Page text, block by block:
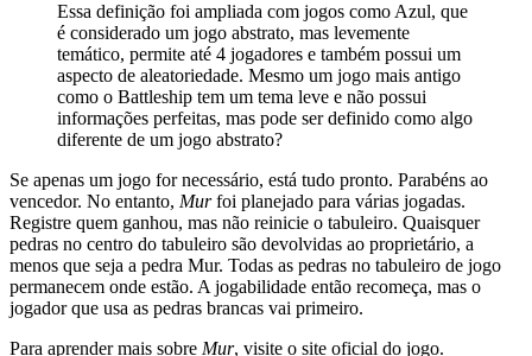
Essa definição foi ampliada com jogos como Azul, que
é considerado um jogo abstrato, mas levemente
temático, permite até 4 jogadores e também possui um
aspecto de aleatoriedade. Mesmo um jogo mais antigo
como o Battleship tem um tema leve e não possui
informações perfeitas, mas pode ser definido como algo
diferente de um jogo abstrato?
Se apenas um jogo for necessário, está tudo pronto. Parabéns ao
vencedor. No entanto, Murfoi planejado para várias jogadas.
Registre quem ganhou, mas não reinicie o tabuleiro. Quaisquer
pedras no centro do tabuleiro são devolvidas ao proprietário, a
menos que seja a pedra Mur. Todas as pedras no tabuleiro de jogo
permanecem onde estão. A jogabilidade então recomeça, mas o
jogador que usa as pedras brancas vai primeiro.
Para aprender mais sobre Mur, visite o site oficial do jogo.